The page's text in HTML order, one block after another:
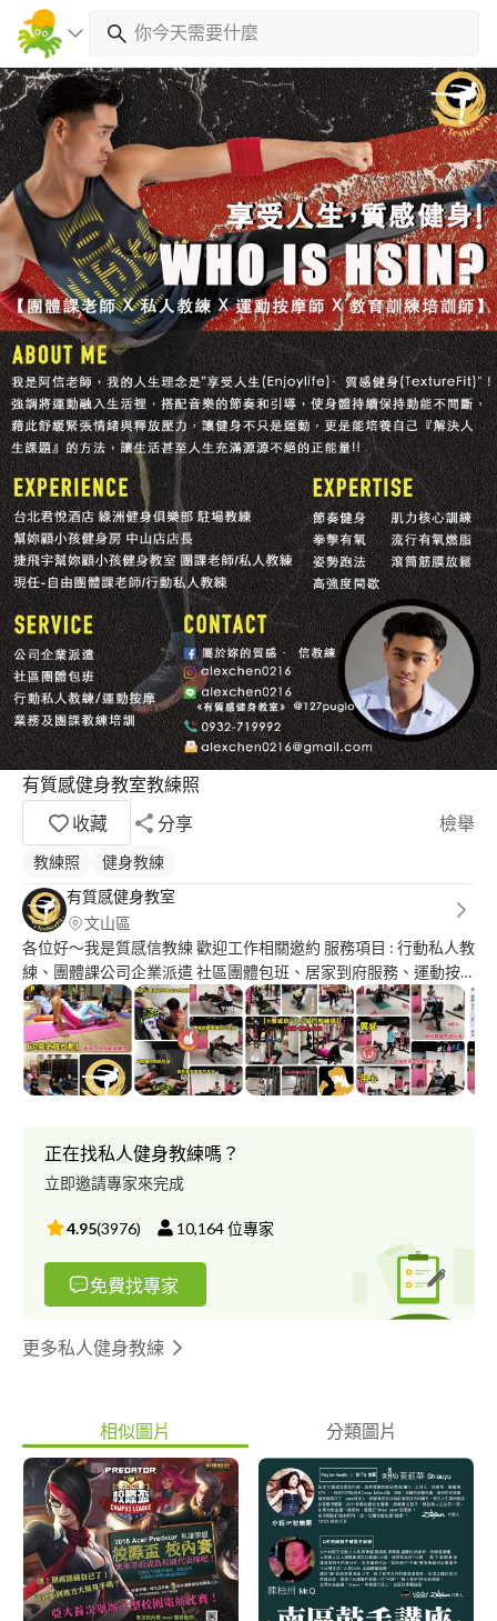
有質感健身教室教練照
收藏
分享 檢舉
教練照
健身教練
有質感健身教室
文山區
各位好～我是質感信教練 歡迎工作相關邀約 服務項目 : 行動私人教
練、團體課公司企業派遣 社區團體包班、居家到府服務、運動按
摩 健身房業務及團體課教練培訓 產品代言/業配 請聯絡：陳信宏
(阿信) + Line：********* 官方Line : @********* IG :
alexchen0216 手機：0*********E-MAIL：al***@***il.com 粉絲
團：屬於妳的質感 • 信教練
正在找私人健身教練嗎？
立即邀請專家來完成
4.95(3976) 10,164位專家
免費找專家
更多私人健身教練
相似圖片 分類圖片